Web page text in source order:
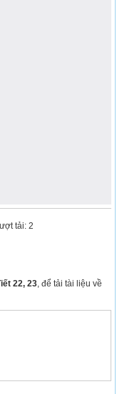
tải: 2
22, 23 , để tải tài liệu về